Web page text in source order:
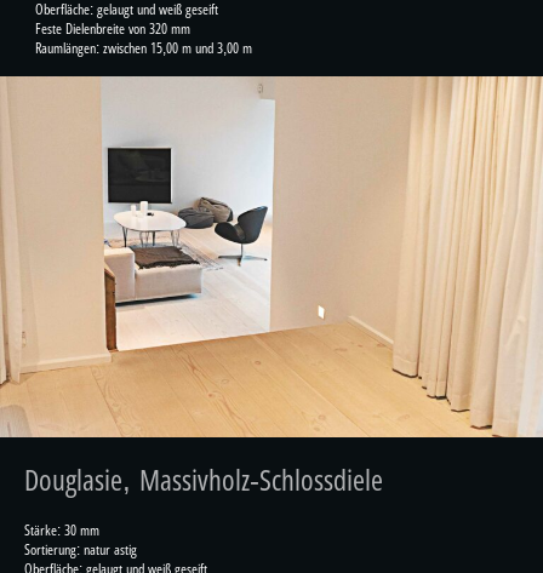
Oberfläche: gelaugt und weiß geseift
Feste Dielenbreite von 320 mm
Raumlängen: zwischen 15,00 m und 3,00 m
Douglasie, Massivholz-Schlossdiele
Stärke: 30 mm
Sortierung: natur astig